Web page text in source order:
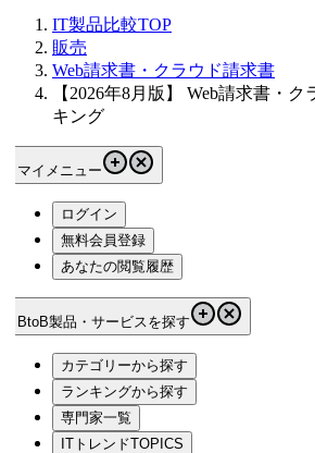
IT製品比較TOP
販売
Web請求書・クラウド請求書
【2026年8月版】 Web請求書・クラ
キング
マイメニュー
ログイン
無料会員登録
あなたの閲覧履歴
BtoB製品・サービスを探す
カテゴリーから探す
ランキングから探す
専門家一覧
ITトレンドTOPICS